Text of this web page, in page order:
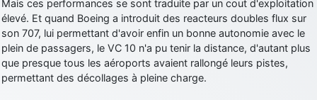
Mais ces performances se sont traduite par un cout d'exploitation
élevé. Et quand Boeing a introduit des reacteurs doubles flux sur
son 707, lui permettant d'avoir enfin un bonne autonomie avec le
plein de passagers, le VC 10 n'a pu tenir la distance, d'autant plus
que presque tous les aéroports avaient rallongé leurs pistes,
permettant des décollages à pleine charge.